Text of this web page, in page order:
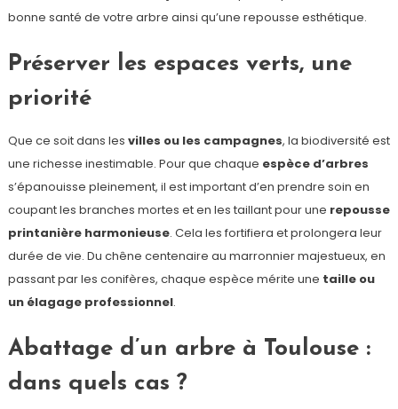
bonne santé de votre arbre ainsi qu’une repousse esthétique.
Préserver les espaces verts, une
priorité
Que ce soit dans les villes ou les campagnes, la biodiversité est
une richesse inestimable. Pour que chaque espèce d’arbres
s’épanouisse pleinement, il est important d’en prendre soin en
coupant les branches mortes et en les taillant pour une repousse
printanière harmonieuse. Cela les fortifiera et prolongera leur
durée de vie. Du chêne centenaire au marronnier majestueux, en
passant par les conifères, chaque espèce mérite une taille ou
un élagage professionnel.
Abattage d’un arbre à Toulouse :
dans quels cas ?